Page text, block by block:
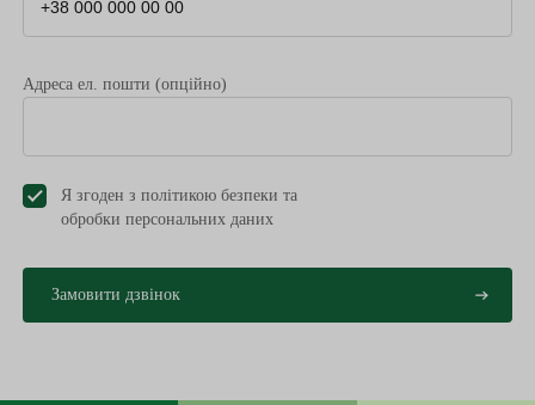
Адреса ел. пошти (опційно)
Я згоден з політикою безпеки та
обробки персональних даниx